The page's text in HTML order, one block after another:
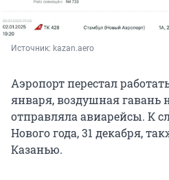
Источник: kazan.aero
Аэропорт перестал
января, воздушная гавань
отправляла авиарейсы. К
Нового года, 31 декабря,
Казанью.